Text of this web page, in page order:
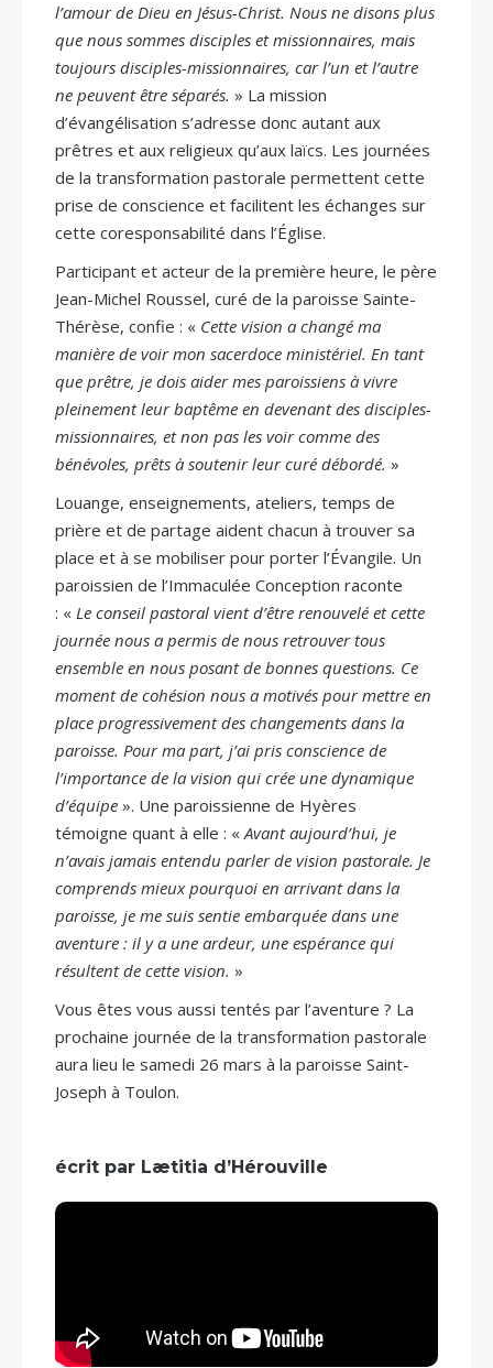
l’amour de Dieu en Jésus-Christ. Nous ne disons plus
que nous sommes disciples et missionnaires, mais
toujours disciples-missionnaires, car l’un et l’autre
ne peuvent être séparés. » La mission
d’évangélisation s’adresse donc autant aux
prêtres et aux religieux qu’aux laïcs. Les journées
de la transformation pastorale permettent cette
prise de conscience et facilitent les échanges sur
cette coresponsabilité dans l’Église.
Participant et acteur de la première heure, le père
Jean-Michel Roussel, curé de la paroisse Sainte-
Thérèse, confie : « Cette vision a changé ma
manière de voir mon sacerdoce ministériel. En tant
que prêtre, je dois aider mes paroissiens à vivre
pleinement leur baptême en devenant des disciples-
missionnaires, et non pas les voir comme des
bénévoles, prêts à soutenir leur curé débordé. »
Louange, enseignements, ateliers, temps de
prière et de partage aident chacun à trouver sa
place et à se mobiliser pour porter l’Évangile. Un
paroissien de l’Immaculée Conception raconte
: « Le conseil pastoral vient d’être renouvelé et cette
journée nous a permis de nous retrouver tous
ensemble en nous posant de bonnes questions. Ce
moment de cohésion nous a motivés pour mettre en
place progressivement des changements dans la
paroisse. Pour ma part, j’ai pris conscience de
l’importance de la vision qui crée une dynamique
d’équipe ». Une paroissienne de Hyères
témoigne quant à elle : «Avant aujourd’hui, je
n’avais jamais entendu parler de vision pastorale. Je
comprends mieux pourquoi en arrivant dans la
paroisse, je me suis sentie embarquée dans une
aventure : il y a une ardeur, une espérance qui
résultent de cette vision. »
Vous êtes vous aussi tentés par l’aventure ? La
prochaine journée de la transformation pastorale
aura lieu le samedi 26 mars à la paroisse Saint-
Joseph à Toulon.
écrit par Lætitia d’Hérouville